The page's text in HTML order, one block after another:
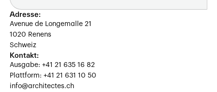
Adresse:
Avenue de Longemalle 21
1020 Renens
Schweiz
Kontakt:
Ausgabe: +41 21 635 16 82
Plattform: +41 21 631 10 50
info@architectes.ch